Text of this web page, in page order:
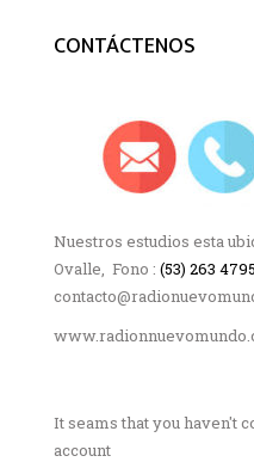
CONTÁCTENOS
Nuestros estudios esta
Ovalle, Fono : (53) 263 4795
It seams that you haven't
account